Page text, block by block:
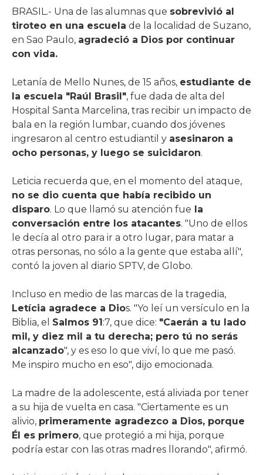
BRASIL.- Una de las alumnas que sobrevivió al
tiroteo en una escuela de la localidad de Suzano,
en Sao Paulo, agradeció a Dios por continuar
con vida.
Letanía de Mello Nunes, de 15 años, estudiante de
la escuela "Raúl Brasil", fue dada de alta del
Hospital Santa Marcelina, tras recibir un impacto de
bala en la región lumbar, cuando dos jóvenes
ingresaron al centro estudiantil y asesinaron a
ocho personas, y luego se suicidaron.
Leticia recuerda que, en el momento del ataque,
no se dio cuenta que había recibido un
disparo. Lo que llamó su atención fue la
conversación entre los atacantes. "Uno de ellos
le decía al otro para ir a otro lugar, para matar a
otras personas, no sólo a la gente que estaba allí",
contó la joven al diario SPTV, de Globo.
Incluso en medio de las marcas de la tragedia,
Letícia agradece a Dios. "Yo leí un versículo en la
Biblia, el Salmos 91 :7, que dice: "Caerán a tu lado
mil, y diez mil a tu derecha; pero tú no serás
alcanzado", y es eso lo que viví, lo que me pasó.
Me inspiro mucho en eso", dijo emocionada.
La madre de la adolescente, está aliviada por tener
a su hija de vuelta en casa. "Ciertamente es un
alivio, primeramente agradezco a Dios, porque
Él es primero, que protegió a mi hija, porque
podría estar con las otras madres llorando", afirmó.